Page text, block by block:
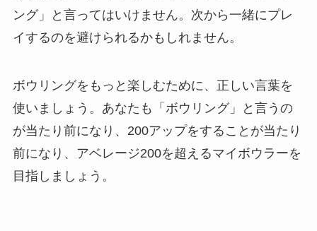
ング」と言ってはいけません。次から一緒にプレ
イするのを避けられるかもしれません。
ボウリングをもっと楽しむために、正しい言葉を
使いましょう。あなたも「ボウリング」と言うの
が当たり前になり、200アップをすることが当たり
前になり、アベレージ200を超えるマイボウラーを
目指しましょう。